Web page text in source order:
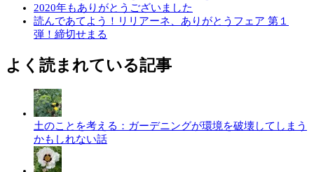
2020年もありがとうございました
読んであてよう！リリアーネ、ありがとうフェア 第１
弾！締切せまる
よく読まれている記事
土のことを考える：ガーデニングが環境を破壊してしまう
かもしれない話